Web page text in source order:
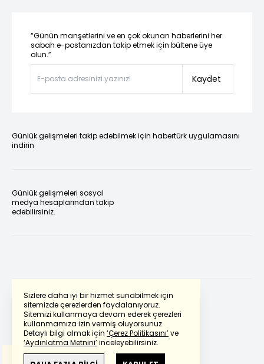
Sizlere daha iyi bir hizmet sunabilmek için
sitemizde çerezlerden faydalanıyoruz.
Sitemizi kullanmaya devam ederek çerezleri
kullanmamıza izin vermiş oluyorsunuz.
Detaylı bilgi almak için ‘Çerez Politikasını’ve
‘Aydınlatma Metnini’inceleyebilirsiniz.
“Günün manşetlerini ve en çok okunan haberlerini her
sabah e-postanızdan takip etmek için bültene üye
olun.”
Kaydet
Günlük gelişmeleri takip edebilmek için habertürk uygulamasını
indirin
Günlük gelişmeleri sosyal
medya hesaplarından takip
edebilirsiniz.
Powered by Translate
Bu çevirideGoogle Transletekullanılmıştır.